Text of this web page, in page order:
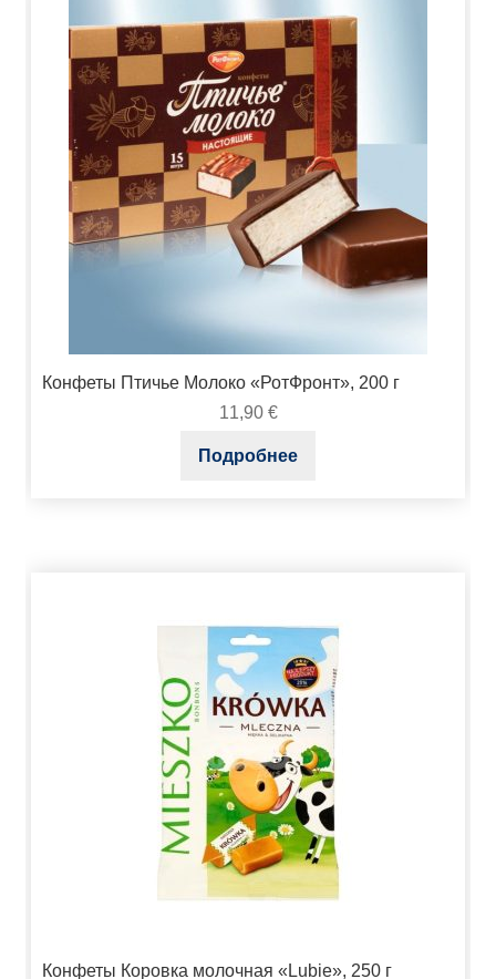
Конфеты Птичье Молоко «РотФронт», 200 г
11,90 €
Подробнее
Конфеты Коровка молочная «Lubie», 250 г